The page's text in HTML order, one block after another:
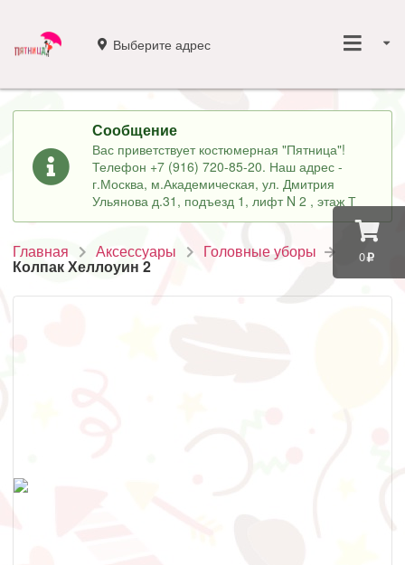
0
Выберите адрес
Сообщение
Вас приветствует костюмерная "Пятница"!
Телефон +7 (916) 720-85-20. Наш адрес -
г.Москва, м.Академическая, ул. Дмитрия
Ульянова д.31, подъезд 1, лифт N 2 , этаж Т
Главная Аксессуары Головные уборы
Колпак Хеллоуин 2